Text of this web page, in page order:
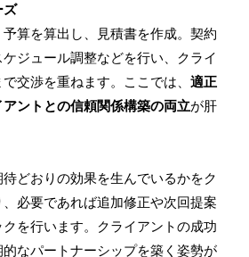
ズ
算を算出し、見積書を作成。契約
ジュール調整などを行い、クライ
交渉を重ねます。ここでは、適正
ントとの信頼関係構築の両立が肝
どおりの効果を生んでいるかをク
必要であれば追加修正や次回提案
を行います。クライアントの成功
なパートナーシップを築く姿勢が